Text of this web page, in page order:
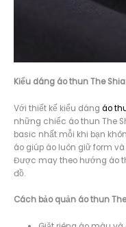
Kiểu dáng áo thun The Shia
Với thiết kế kiểu dáng áo
những chiếc áo thun The
basic nhất mỗi khi bạn
áo giúp áo luôn giữ form
Được may theo hướng áo
đồ.
Cách bảo quản áo thun